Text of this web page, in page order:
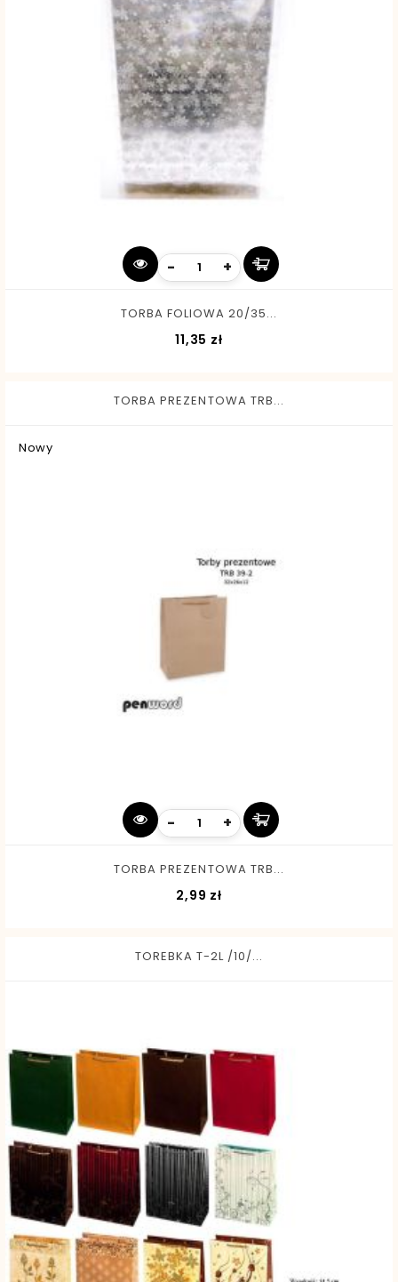
- +
TORBA FOLIOWA 20/35...
11,35 zł
TORBA PREZENTOWA TRB...
Nowy
- +
TORBA PREZENTOWA TRB...
2,99 zł
TOREBKA T-2L /10/...